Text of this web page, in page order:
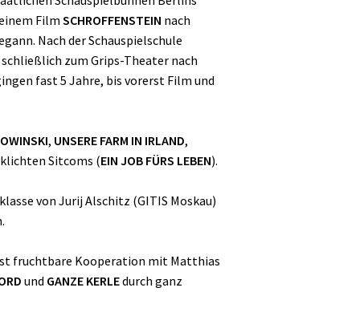
Film SCHROFFENSTEIN nach
Nach der Schauspielschule
zum Grips-Theater nach
fast 5 Jahre, bis vorerst Film und
, UNSERE FARM IN IRLAND,
Sitcoms (EIN JOB FÜRS LEBEN).
von Jurij Alschitz (GITIS Moskau)
fruchtbare Kooperation mit Matthias
und GANZE KERLEdurch ganz